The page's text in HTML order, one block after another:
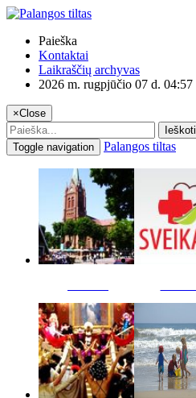
Paieška
Kontaktai
Laikraščių archyvas
2026 m. rugpjūčio 07 d. 04:57
×Close
Ieškoti
Toggle navigation
Palangos tiltas